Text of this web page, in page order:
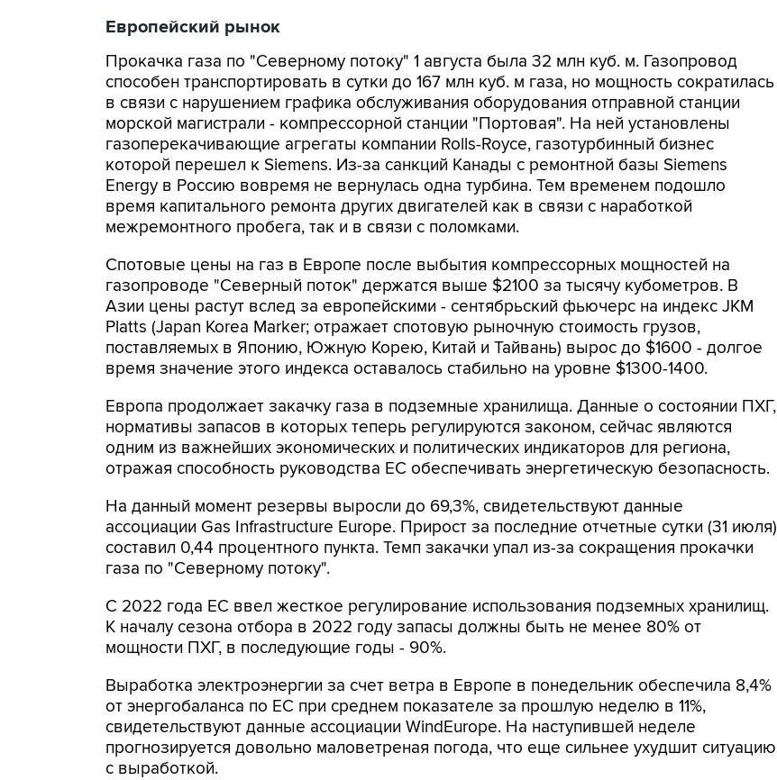
Европейский рынок
Прокачка газа по "Северному потоку" 1 августа была 32 млн куб. м. Газопровод
способен транспортировать в сутки до 167 млн куб. м газа, но мощность сократилась
в связи с нарушением графика обслуживания оборудования отправной станции
морской магистрали - компрессорной станции "Портовая". На ней установлены
газоперекачивающие агрегаты компании Rolls-Royce, газотурбинный бизнес
которой перешел к Siemens. Из-за санкций Канады с ремонтной базы Siemens
Energy в Россию вовремя не вернулась одна турбина. Тем временем подошло
время капитального ремонта других двигателей как в связи с наработкой
межремонтного пробега, так и в связи с поломками.
Спотовые цены на газ в Европе после выбытия компрессорных мощностей на
газопроводе "Северный поток" держатся выше $2100 за тысячу кубометров. В
Азии цены растут вслед за европейскими - сентябрьский фьючерс на индекс JKM
Platts (Japan Korea Marker; отражает спотовую рыночную стоимость грузов,
поставляемых в Японию, Южную Корею, Китай и Тайвань) вырос до $1600 - долгое
время значение этого индекса оставалось стабильно на уровне $1300-1400.
Европа продолжает закачку газа в подземные хранилища. Данные о состоянии ПХГ,
нормативы запасов в которых теперь регулируются законом, сейчас являются
одним из важнейших экономических и политических индикаторов для региона,
отражая способность руководства ЕС обеспечивать энергетическую безопасность.
На данный момент резервы выросли до 69,3%, свидетельствуют данные
ассоциации Gas Infrastructure Europe. Прирост за последние отчетные сутки (31 июля)
составил 0,44 процентного пункта. Темп закачки упал из-за сокращения прокачки
газа по "Северному потоку".
С 2022 года ЕС ввел жесткое регулирование использования подземных хранилищ.
К началу сезона отбора в 2022 году запасы должны быть не менее 80% от
мощности ПХГ, в последующие годы - 90%.
Выработка электроэнергии за счет ветра в Европе в понедельник обеспечила 8,4%
от энергобаланса по ЕС при среднем показателе за прошлую неделю в 11%,
свидетельствуют данные ассоциации WindEurope. На наступившей неделе
прогнозируется довольно маловетреная погода, что еще сильнее ухудшит ситуацию
с выработкой.